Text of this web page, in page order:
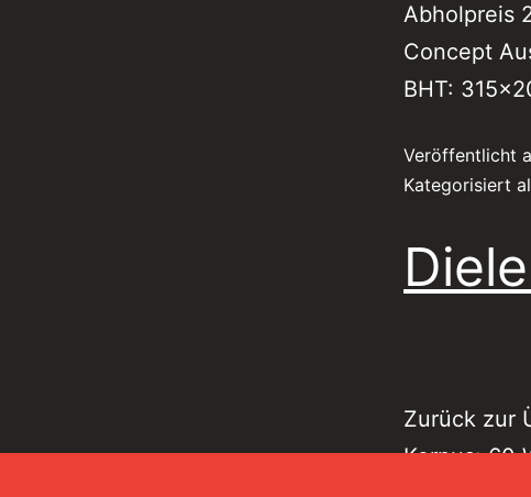
Abholpreis
Concept
BHT:
Veröffentlicht
Kategorisiert
Zurück zur
Korpus: 60